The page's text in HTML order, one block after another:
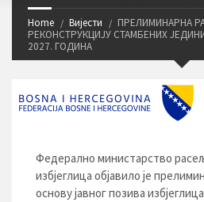
Home Вијести
ПРЕЛИМИНАРНА
РЕКОНСТРУКЦИЈУ СТАМБЕНИХ
2027. ГОДИНА
Федерално министарство
избјеглица објавило је
основу јавног позива